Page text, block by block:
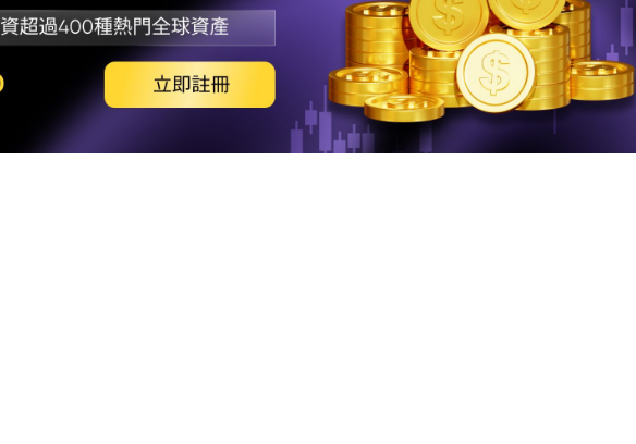
6. 特朗普的關稅威脅
7. Morgan Stanley建
8. 總結與市場趨勢